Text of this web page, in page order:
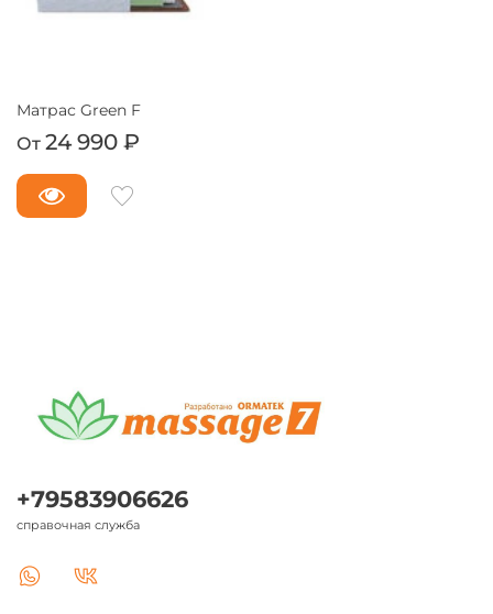
Матрас Green F
От 24 990 ₽
+79583906626
справочная служба